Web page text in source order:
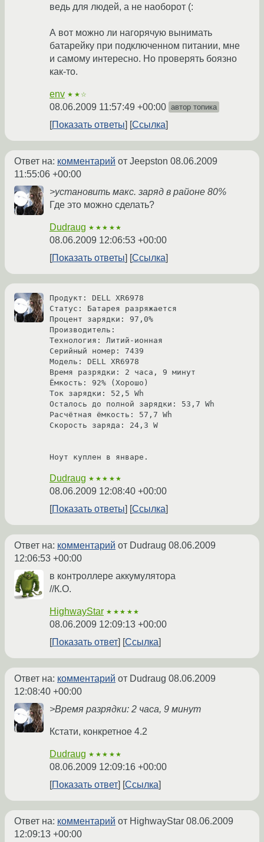
ведь для людей, а не наоборот (:
А вот можно ли нагорячую вынимать
батарейку при подключенном питании, мне
и самому интересно. Но проверять боязно
как-то.
env ★★☆
08.06.2009 11:57:49 +00:00 автор топика
Показать ответы Ссылка
Ответ на: комментарий от Jeepston 08.06.2009
11:55:06 +00:00
>установить макс. заряд в районе 80%
Где это можно сделать?
Dudraug ★★★★★
08.06.2009 12:06:53 +00:00
Показать ответы
Ссылка
Продукт: DELL XR6978
Статус: Батарея разряжается
Процент зарядки: 97,0%
Производитель:
Технология: Литий-ионная
Серийный номер: 7439
Модель: DELL XR6978
Время разрядки: 2 часа, 9 минут
Ёмкость: 92% (Хорошо)
Ток зарядки: 52,5 Wh
Осталось до полной зарядки: 53,7 Wh
Расчётная ёмкость: 57,7 Wh
Скорость заряда: 24,3 W
Ноут куплен в январе.
Dudraug ★★★★★
08.06.2009 12:08:40 +00:00
Показать ответы
Ссылка
Ответ на: комментарий от Dudraug 08.06.2009
12:06:53 +00:00
в контроллере аккумулятора
//К.О.
HighwayStar ★★★★★
08.06.2009 12:09:13 +00:00
Показать ответ
Ссылка
Ответ на: комментарий от Dudraug 08.06.2009
12:08:40 +00:00
>Время разрядки: 2 часа, 9 минут
Кстати, конкретное 4.2
Dudraug ★★★★★
08.06.2009 12:09:16 +00:00
Показать ответ
Ссылка
Ответ на: комментарий от HighwayStar 08.06.2009
12:09:13 +00:00